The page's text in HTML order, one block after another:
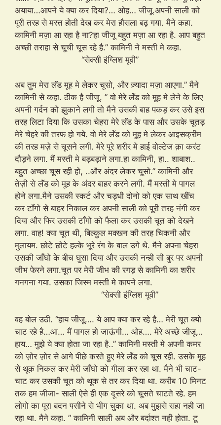
अयाया…आपने ये क्या कर दिया?… ओह… जीजू.अपनी साली को
पूरी तरह से मस्त होती देख कर मेरा हौसला बढ़ गया. मैने कहा.
कामिनी मज़ा आ रहा है ना?हा जीजू बहुत मज़ा आ रहा है. आप बहुत
अच्छी तराहा से चूची चूस रहे है.” कामिनी ने मस्ती मे कहा.
“सेक्सी इंग्लिश मूवी”
अब तुम मेरा लॅंड मूह मे लेकर चूसो, और ज़्यादा मज़ा आएगा.” मैने
कामिनी से कहा. ठीक है जीजू. ” वो मेरे लॅंड को मूह मे लेने के लिए
अपनी गर्दन को झुकाने लगी तो मैने उसकी बाह पकड़ कर उसे इस
तरह लिटा दिया कि उसका चेहरा मेरे लॅंड के पास और उसके चूतड़
मेरे चेहरे की तरफ हो गये. वो मेरे लॅंड को मूह मे लेकर आइसक्रीम
की तरह मज़े से चूसने लगी. मेरे पूरे शरीर मे हाई वोल्टेज क़ा करंट
दौड़ने लगा. मैं मस्ती मे बड़बड़ाने लगा.हा कामिनी, हा.. शाबाश..
बहुत अच्छा चूस रही हो, ..और अंदर लेकर चूसो.” कामिनी और
तेज़ी से लॅंड को मूह के अंदर बाहर करने लगी. मैं मस्ती मे पागल
होने लगा.मैने उसकी स्कर्ट और चड्धी दोनो को एक साथ खींच
कर टाँगो से बाहर निकाल कर अपनी साली को पूरी तरह नंगी कर
दिया और फिर उसकी टाँगो को फैला कर उसकी चूत को देखने
लगा. वाह! क्या चूत थी, बिल्कुल मक्खन की तरह चिकनी और
मुलायम. छोटे छोटे हल्के भूरे रंग के बाल उगे थे. मैने अपना चेहरा
उसकी जाँघो के बीच घुसा दिया और उसकी नन्ही सी बुर पर अपनी
जीभ फेरने लगा.चूत पर मेरी जीभ की रगड़ से कामिनी का शरीर
गनगना गया. उसका जिस्म मस्ती मे कापने लगा.
“सेक्सी इंग्लिश मूवी”
वह बोल उठी. “हाय जीजू…. ये आप क्या कर रहे है… मेरी चूत क्यो
चाट रहे है…आ… मैं पागल हो जाऊंगी… ओह…. मेरे अच्छे जीजू…
हाय… मुझे ये क्या होता जा रहा है..” कामिनी मस्ती मे अपनी कमर
को ज़ोर ज़ोर से आगे पीछे करते हुए मेरे लॅंड को चूस रही. उसके मूह
से थूक निकल कर मेरी जाँघो को गीला कर रहा था. मैने भी चाट-
चाट कर उसकी चूत को थूक से तर कर दिया था. करीब 10 मिनट
तक हम जीजा- साली ऐसे ही एक दूसरे को चूसते चाटते रहे. हम
लोगो का पूरा बदन पसीने से भीग चुका था. अब मुझसे सहा नही जा
रहा था. मैने कहा. ” कामिनी साली अब और बर्दाश्त नही होता. टू